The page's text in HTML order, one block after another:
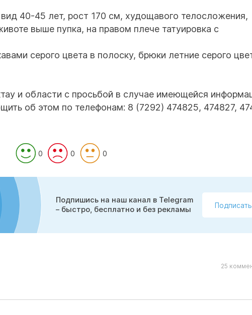
40-45 лет, рост 170 см, худощавого телосложения,
выше пупка, на правом плече татуировка с
серого цвета в полоску, брюки летние серого
и области с просьбой в случае имеющейся
об этом по телефонам: 8 (7292) 474825, 474827,
0 0 0
Подпишись на наш канал в Telegram
– быстро, бесплатно и без рекламы
25